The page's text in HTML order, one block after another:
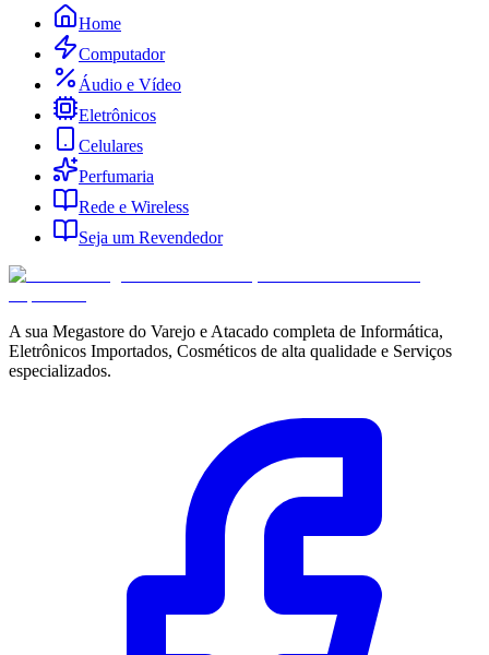
Home
Computador
Áudio e Vídeo
Eletrônicos
Celulares
Perfumaria
Rede e Wireless
Seja um Revendedor
A sua Megastore do Varejo e Atacado completa de Informática,
Eletrônicos Importados, Cosméticos de alta qualidade e Serviços
especializados.